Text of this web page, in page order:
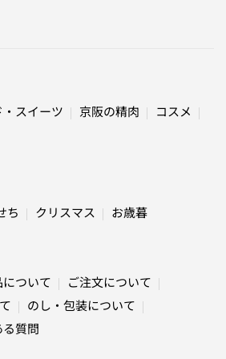
・スイーツ 京阪の精肉
コスメ
ち クリスマス お歳暮
について
ご注文について
のし・包装について
る質問